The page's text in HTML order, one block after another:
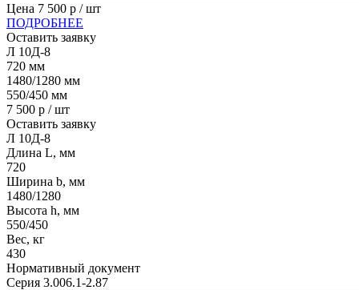
Цена 7 500 р / шт
ПОДРОБНЕЕ
Оставить заявку
Л 10Д-8
720 мм
1480/1280 мм
550/450 мм
7 500 р / шт
Оставить заявку
Л 10Д-8
Длина L, мм
720
Ширина b, мм
1480/1280
Высота h, мм
550/450
Вес, кг
430
Нормативный документ
Серия 3.006.1-2.87